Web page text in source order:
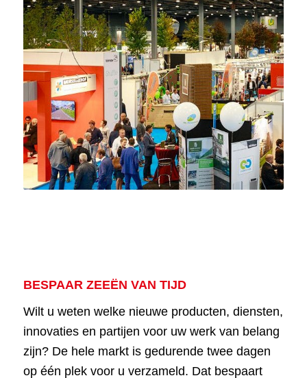
BESPAAR ZEEËN VAN TIJD
Wilt u weten welke nieuwe producten, diensten,
innovaties en partijen voor uw werk van belang
zijn? De hele markt is gedurende twee dagen
op één plek voor u verzameld. Dat bespaart